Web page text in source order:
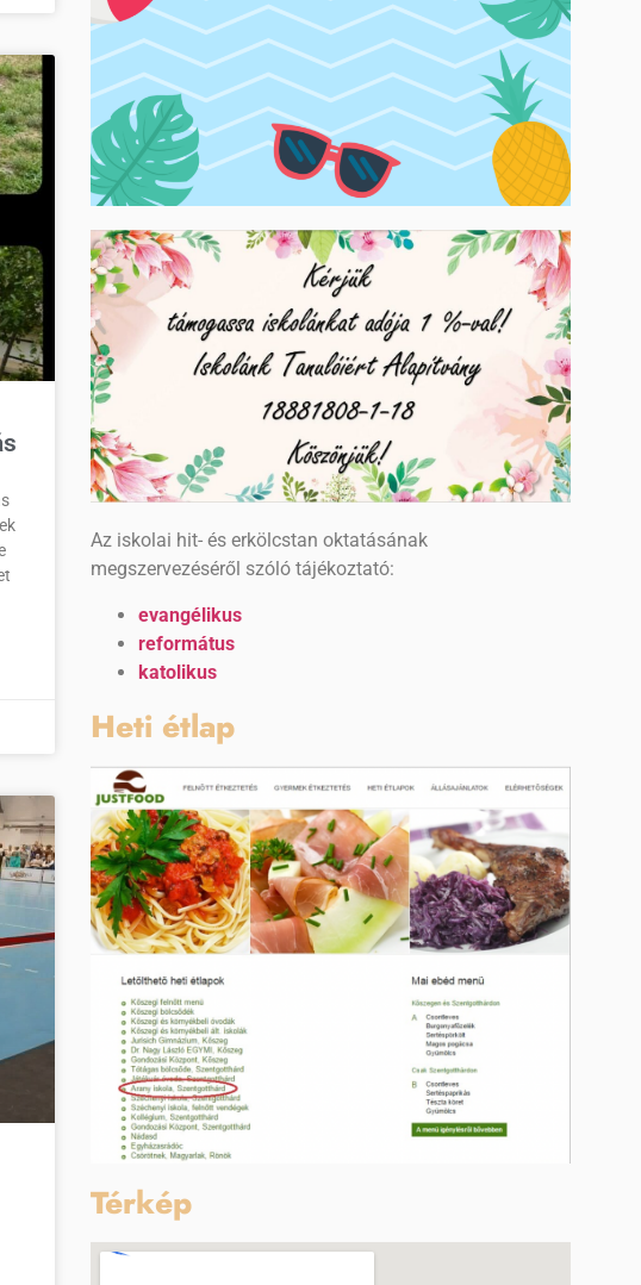
Az iskolai hit- és erkölcstan oktatásának
megszervezéséről szóló tájékoztató:
evangélikus
református
katolikus
Heti étlap
Térkép